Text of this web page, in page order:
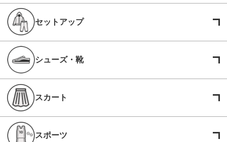
セットアップ
シューズ・靴
スカート
スポーツ